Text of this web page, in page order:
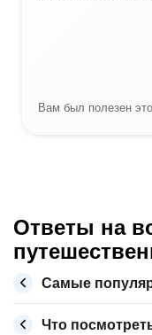
Вам был полезен
Ответы на
Самые
Что